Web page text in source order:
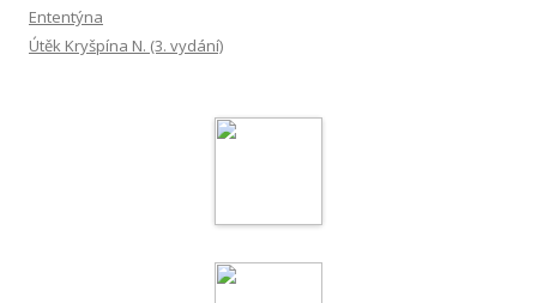
Ententýna
Útěk Kryšpína N. (3. vydání)